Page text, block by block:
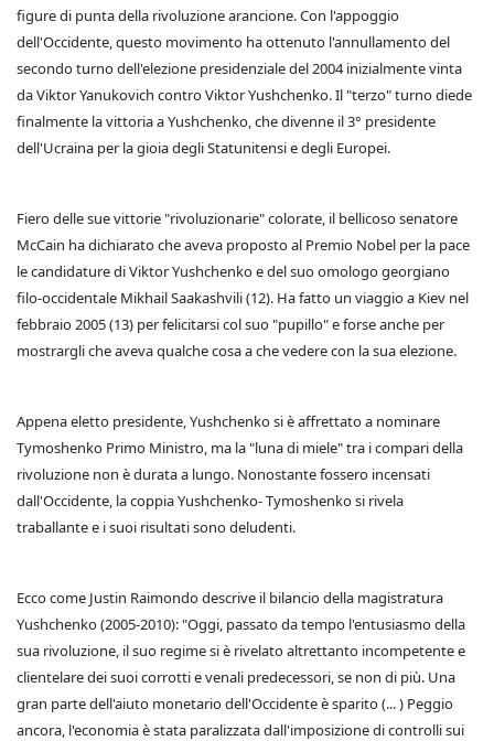
figure di punta della rivoluzione arancione. Con l'appoggio
dell'Occidente, questo movimento ha ottenuto l'annullamento del
secondo turno dell'elezione presidenziale del 2004 inizialmente vinta
da Viktor Yanukovich contro Viktor Yushchenko. Il "terzo" turno diede
finalmente la vittoria a Yushchenko, che divenne il 3° presidente
dell'Ucraina per la gioia degli Statunitensi e degli Europei.
Fiero delle sue vittorie "rivoluzionarie" colorate, il bellicoso senatore
McCain ha dichiarato che aveva proposto al Premio Nobel per la pace
le candidature di Viktor Yushchenko e del suo omologo georgiano
filo-occidentale Mikhail Saakashvili (12). Ha fatto un viaggio a Kiev nel
febbraio 2005 (13) per felicitarsi col suo "pupillo" e forse anche per
mostrargli che aveva qualche cosa a che vedere con la sua elezione.
Appena eletto presidente, Yushchenko si è affrettato a nominare
Tymoshenko Primo Ministro, ma la "luna di miele" tra i compari della
rivoluzione non è durata a lungo. Nonostante fossero incensati
dall'Occidente, la coppia Yushchenko- Tymoshenko si rivela
traballante e i suoi risultati sono deludenti.
Ecco come Justin Raimondo descrive il bilancio della magistratura
Yushchenko (2005-2010): "Oggi, passato da tempo l'entusiasmo della
sua rivoluzione, il suo regime si è rivelato altrettanto incompetente e
clientelare dei suoi corrotti e venali predecessori, se non di più. Una
gran parte dell'aiuto monetario dell'Occidente è sparito (... ) Peggio
ancora, l'economia è stata paralizzata dall'imposizione di controlli sui